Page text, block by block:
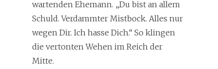
wartenden Ehemann. „Du bist an allem
Schuld. Verdammter Mistbock. Alles nur
wegen Dir. Ich hasse Dich.“ So klingen
die vertonten Wehen im Reich der
Mitte.